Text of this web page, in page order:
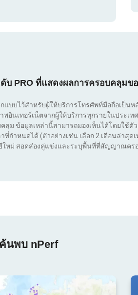
ดับ PRO ที่แสดงผลการครอบคลุม
กแบบไว้สำหรับผู้ให้บริการโทรศัพท์มือถือเป็น
อินเทอร์เน็ตจากผู้ให้บริการทุกรายในประเท
ม ข้อมูลเหล่านี้สามารถมองเห็นได้โดยใช้ตัว
าที่กำหนดได้ (ตัวอย่างเช่น เลือก 2 เดือนล่าสุ
ใหม่ สอดส่องคู่แข่งและระบุพื้นที่ที่สัญญาณคร
ค้นพบ nPerf